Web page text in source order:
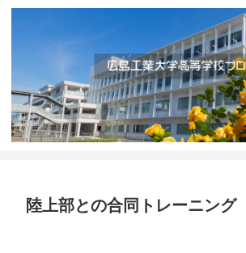
陸上部との合同トレーニング